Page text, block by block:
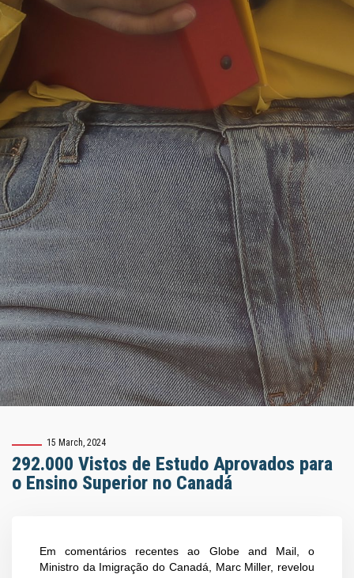
15 March, 2024
292.000 Vistos de Estudo Aprovados para
o Ensino Superior no Canadá
Em comentários recentes ao Globe and Mail, o
Ministro da Imigração do Canadá, Marc Miller, revelou